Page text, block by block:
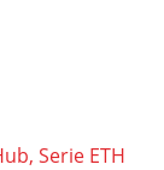
Serie ETH